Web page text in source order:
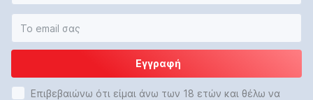
Εγγραφή
Επιβεβαιώνω ότι είμαι άνω των 18 ετών και θέλω να